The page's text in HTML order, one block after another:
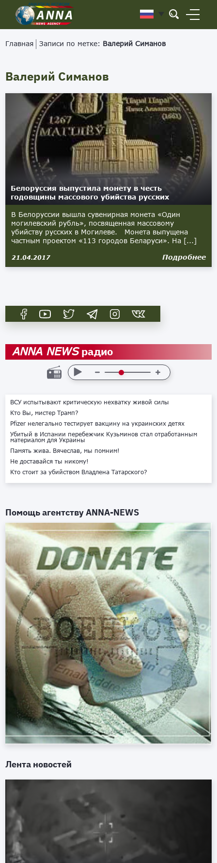
Главная Записи по метке: Валерий Симанов
Валерий Симанов
Белоруссия выпустила монету в честь
годовщины массового убийства русских
В Белоруссии вышла сувенирная монета «Один
могилевский рубль», посвященная массовому
убийству русских в Могилеве. Монета выпущена
частным проектом «113 городов Беларуси». На [...]
21.04.2017 Подробнее
ANNA NEWSрадио
ВСУ испытывают критическую нехватку живой силы
Кто Вы, мистер Трамп?
Pfizer нелегально тестирует вакцину на украинских детях
Убитый в Испании перебежчик Кузьминов стал отработанным
материалом для Украины
Память жива. Вячеслав, мы помним!
Не доставайся ты никому!
Кто стоит за убийством Владлена Татарского?
Помощь агентствуANNA-NEWS
Лента новостей